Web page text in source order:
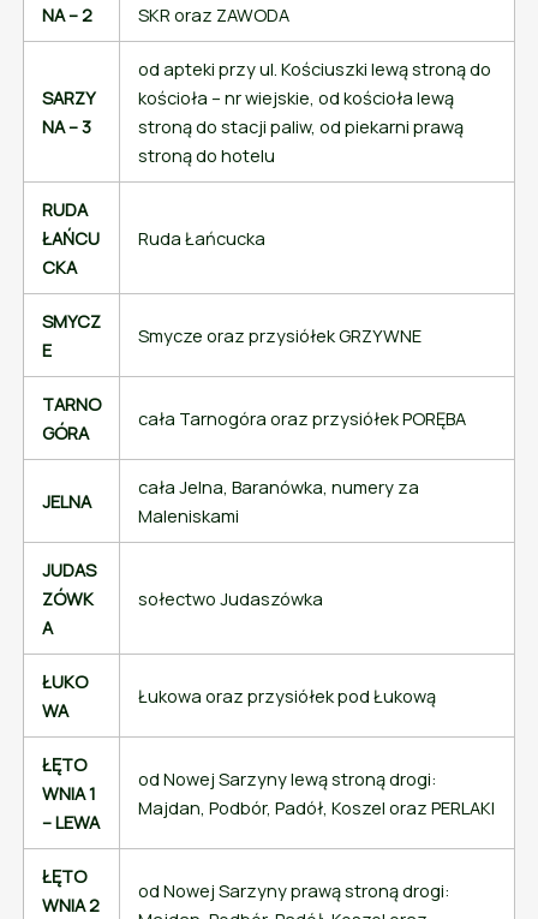
NA – 2
SKR oraz ZAWODA
SARZY
NA – 3
od apteki przy ul. Kościuszki lewą stroną do
kościoła – nr wiejskie, od kościoła lewą
stroną do stacji paliw, od piekarni prawą
stroną do hotelu
RUDA
ŁAŃCU
CKA
Ruda Łańcucka
SMYCZ
E
Smycze oraz przysiółek GRZYWNE
TARNO
GÓRA
cała Tarnogóra oraz przysiółek PORĘBA
JELNA
cała Jelna, Baranówka, numery za
Maleniskami
JUDAS
ZÓWK
A
sołectwo Judaszówka
ŁUKO
WA
Łukowa oraz przysiółek pod Łukową
ŁĘTO
WNIA 1
– LEWA
od Nowej Sarzyny lewą stroną drogi:
Majdan, Podbór, Padół, Koszel oraz PERLAKI
ŁĘTO
WNIA 2
od Nowej Sarzyny prawą stroną drogi: